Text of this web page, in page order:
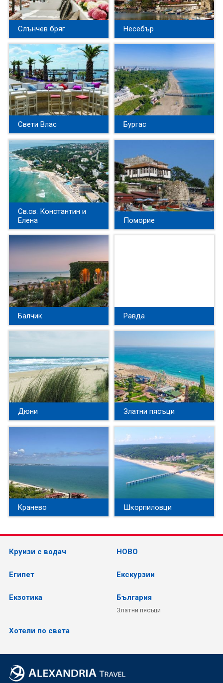
Слънчев бряг Несебър
Свети Влас Бургас
Св.св. Константин и
Елена
Поморие
Балчик Равда
Дюни Златни пясъци
Kранево Шкорпиловци
Круизи с водач НОВО
Египет Екскурзии
Екзотика България
Златни пясъци
Хотели по света